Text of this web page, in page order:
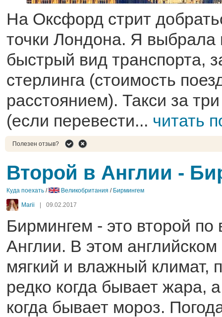
На Оксфорд стрит
точки Лондона. Я выбрала
быстрый вид транспорта,
стерлинга (стоимость
расстоянием). Такси за
(если перевести... читать
Полезен отзыв?
Второй в Англии -
Куда поехать / Великобритания / Бирмингем
Marii | 09.02.2017
Бирмингем - это второй по
Англии. В этом английском
мягкий и влажный климат,
редко когда бывает жара,
когда бывает мороз.